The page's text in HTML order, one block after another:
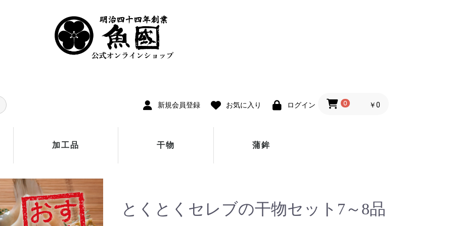
新規会員登録 お気に入り ログイン 0 ￥0
加工品 干物 蒲鉾
とくとくセレブの干物セット7～8品